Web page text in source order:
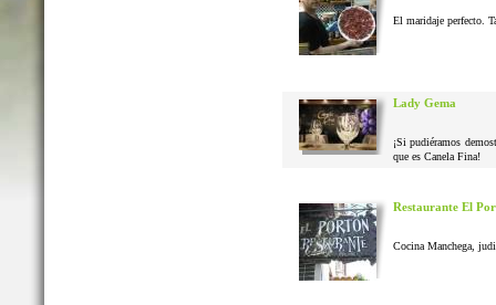
El maridaje perfecto.
Lady Gema
¡Si pudiéramos
que es Canela Fina!
Restaurante El
Cocina Manchega,